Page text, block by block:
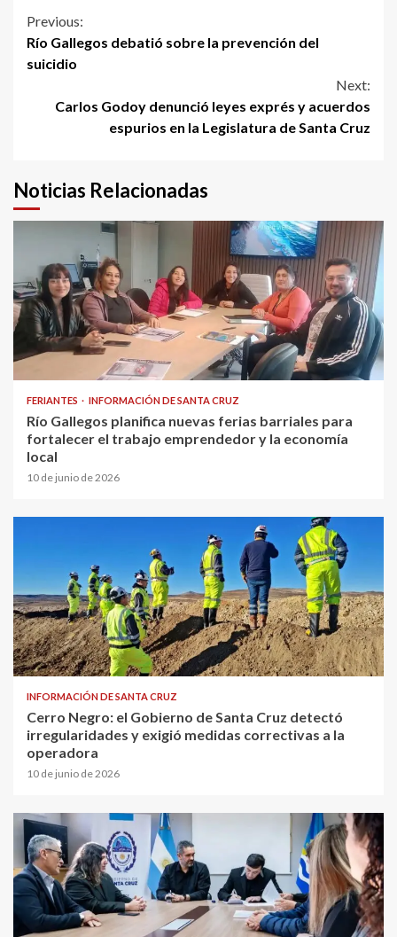
Continue
Reading
Previous:
Río Gallegos debatió sobre la prevención del
suicidio
Next:
Carlos Godoy denunció leyes exprés y acuerdos
espurios en la Legislatura de Santa Cruz
Noticias Relacionadas
FERIANTES INFORMACIÓN DE SANTA CRUZ
Río Gallegos planifica nuevas ferias barriales para
fortalecer el trabajo emprendedor y la economía
local
10 de junio de 2026
INFORMACIÓN DE SANTA CRUZ
Cerro Negro: el Gobierno de Santa Cruz detectó
irregularidades y exigió medidas correctivas a la
operadora
10 de junio de 2026